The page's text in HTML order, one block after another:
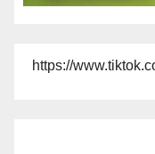
https://